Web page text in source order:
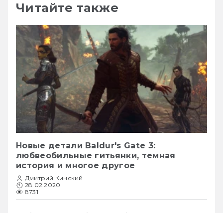
Читайте также
Новые детали Baldur's Gate 3:
любвеобильные гитьянки, темная
история и многое другое
Дмитрий Кинский
28.02.2020
8731